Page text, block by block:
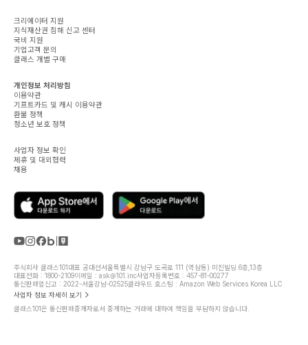
크리에이터 지원
지식재산권 침해 신고 센터
국비 지원
기업고객 문의
클래스 개별 구매
개인정보 처리방침
이용약관
기프트카드 및 캐시 이용약관
환불 정책
청소년 보호 정책
사업자 정보 확인
제휴 및 대외협력
채용
주식회사 클래스101대표 공대선서울특별시 강남구 도곡로 111 (역삼동) 미진빌딩 6층,13층
대표전화 : 1800-2109이메일 : ask@101.inc사업자등록번호 : 457-81-00277
통신판매업신고 : 2022-서울강남-02525클라우드 호스팅 : Amazon Web Services Korea LLC
사업자 정보 자세히 보기
클래스101은 통신판매중개자로서 중개하는 거래에 대하여 책임을 부담하지 않습니다.